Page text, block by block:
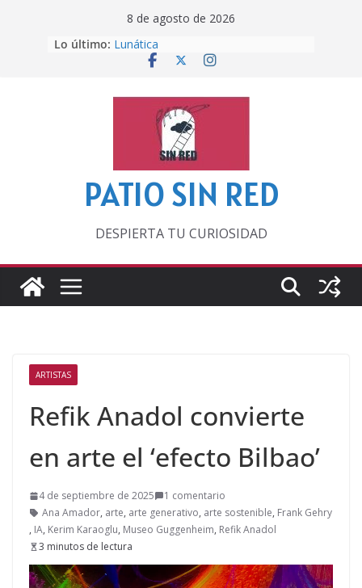
8 de agosto de 2026
Lo último: Lunática
Pero, hasta entonces…
‘La broma infinita’ de recomendar
lecturas veraniegas
Otra del Mundial
PATIO SIN RED
DESPIERTA TU CURIOSIDAD
ARTISTAS
Refik Anadol convierte
en arte el ‘efecto Bilbao’
4 de septiembre de 2025
1 comentario
Ana Amador, arte, arte generativo, arte sostenible, Frank Gehry
, IA, Kerim Karaoglu, Museo Guggenheim, Refik Anadol
3 minutos de lectura